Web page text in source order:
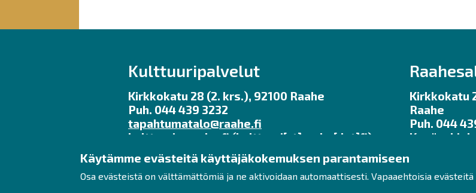
Käytämme evästeitä käyttäjäkokemuksen parantamiseen
Osa evästeistä on välttämättömiä ja ne aktivoidaan automaattisesti. Vapaaehtoisia
Kulttuuripalvelut
Kirkkokatu 28 (2. krs.), 92100 Raahe
Puh. 044 439 3232
tapahtumatalo@raahe.fi
kulttuuri
raahe.fi (kulttuuri[at]raahe[dot]fi)
Toimisto avoinna ma – pe klo 11 – 17
Galleria Myötätuuli kesäaukioloajat:
Kirkkokatu
Raahe
Puh. 044
lipunmyynti